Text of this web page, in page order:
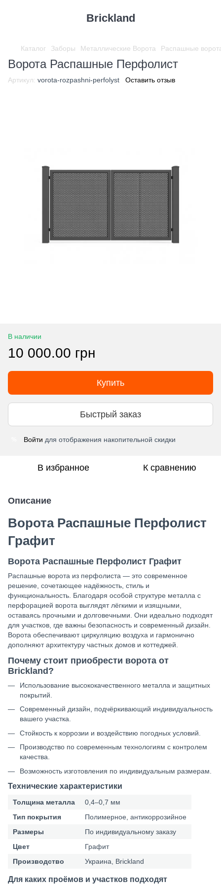
Brickland
Каталог Заборы Металлические Ворота Распашные
Ворота Распашные Перфолист
Артикул: vorota-rozpashni-perfolyst Оставить отзыв
В наличии
10 000.00 грн
Купить
Быстрый заказ
Войти для отображения накопительной скидки
В избранное К сравнению
Описание
Ворота Распашные Перфолист
Графит
Ворота Распашные Перфолист Графит
Распашные ворота из перфолиста — это современное
решение, сочетающее надёжность, стиль и
функциональность. Благодаря особой структуре металла с
перфорацией ворота выглядят лёгкими и изящными,
оставаясь прочными и долговечными. Они идеально подходят
для участков, где важны безопасность и современный дизайн.
Ворота обеспечивают циркуляцию воздуха и гармонично
дополняют архитектуру частных домов и коттеджей.
Почему стоит приобрести ворота от
Brickland?
Использование высококачественного металла и защитных
покрытий.
Современный дизайн, подчёркивающий индивидуальность
вашего участка.
Стойкость к коррозии и воздействию погодных условий.
Производство по современным технологиям с контролем
качества.
Возможность изготовления по индивидуальным размерам.
Технические характеристики
Толщина металла
0,4–0,7 мм
Тип покрытия
Полимерное, антикоррозийное
Размеры
По индивидуальному заказу
Цвет
Графит
Производство
Украина, Brickland
Для каких проёмов и участков подходят